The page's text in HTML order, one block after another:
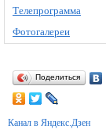
Телепрограмма
Фотогалереи
Поделиться
Канал в Яндекс.Дзен